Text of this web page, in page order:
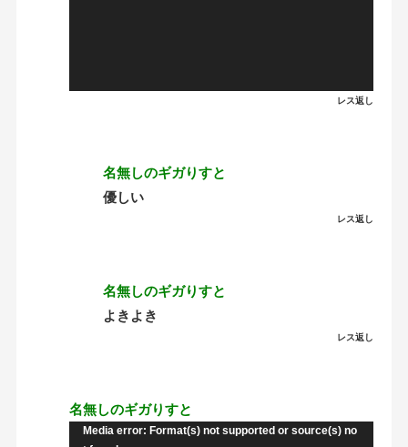
レス返し
名無しのギガりすと
優しい
レス返し
名無しのギガりすと
よきよき
レス返し
名無しのギガりすと
Media error: Format(s) not supported or source(s) no